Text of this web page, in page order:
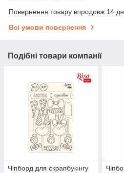
Повернення товару впродовж 14
Всі умови повернення
Подібні товари компанії
Чіпборд для скрапбукінгу